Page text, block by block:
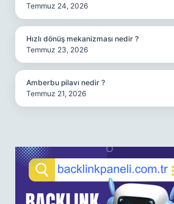
Temmuz 24, 2026
Hızlı dönüş mekanizması nedir ?
Temmuz 23, 2026
Amberbu pilavı nedir ?
Temmuz 21, 2026